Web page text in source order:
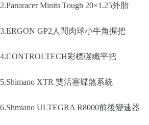
2.Panaracer Minits Tough 20×1.25外胎
3.ERGON GP2人間肉球小牛角握把
4.CONTROLTECH彩標碳纖平把
5.Shimano XTR 雙活塞碟煞系統
6.Shmiano ULTEGRA R8000前後變速器